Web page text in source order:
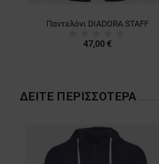
Παντελόνι DIADORA STAFF
47,00 €
ΔΕΊΤΕ ΠΕΡΙΣΣΌΤΕΡΑ